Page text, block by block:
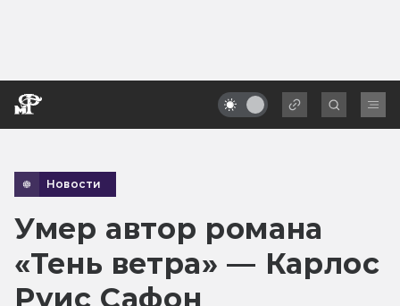
Новости
Умер автор романа
«Тень ветра» — Карлос
Руис Сафон